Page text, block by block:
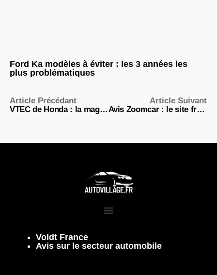
Ford Ka modèles à éviter : les 3 années les
plus problématiques
Article Précédant
VTEC de Honda : la magie mécanique qui a redéfini le plaisir de conduire
Article Suivant
Avis Zoomcar : le site français d’annonces auto tient-il ses promesses ?
Voldt France
Avis sur le secteur automobile